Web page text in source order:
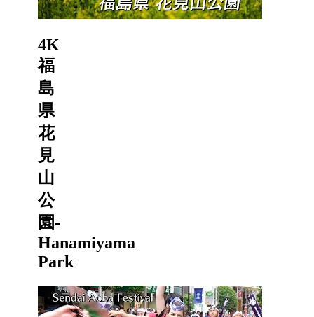
4K
福
島
県
花
見
山
公
園-
Hanamiyama
Park